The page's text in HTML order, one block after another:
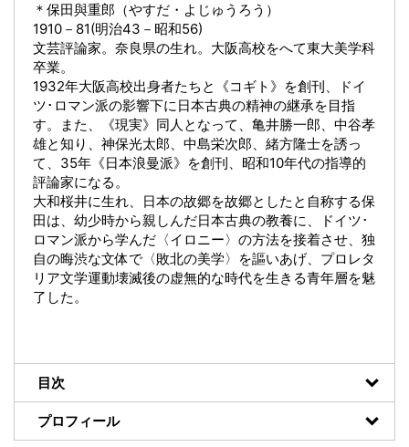
＊保田與重郎（やすだ・よじゅうろう）
1910－81(明治43－昭和56)
文芸評論家。奈良県の生れ。大阪高校をへて東大美学科
卒業。
1932年大阪高校出身者たちと《コギト》を創刊、ドイ
ツ･ロマン派の影響下に日本古典の精神の継承を目指
す。また、《現実》同人となって、亀井勝一郎、中谷孝
雄と知り、神保光太郎、中島栄次郎、緒方隆士を誘っ
て、35年《日本浪曼派》を創刊、昭和10年代の指導的
評論家になる。
大和桜井に生れ、日本の故郷を故郷としたと自称する保
田は、幼少時から親しんだ日本古典の教養に、ドイツ･
ロマン派から学んだ〈イロニー〉の方法を接着させ、独
自の晦渋な文体で〈敗北の美学〉を謳いあげ、プロレタ
リア文学運動壊滅後の虚無的な時代を生きる青年層を魅
了した。
目次
プロフィール